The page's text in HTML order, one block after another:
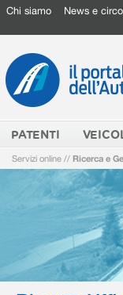
Chi siamo News e
PATENTI
Servizi online // Ricerca e